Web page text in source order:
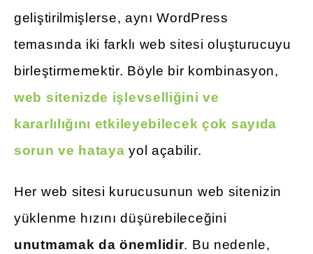
geliştirilmişlerse, aynı WordPress
temasında iki farklı web sitesi oluşturucuyu
birleştirmemektir. Böyle bir kombinasyon,
web sitenizde işlevselliğini ve
kararlılığını etkileyebilecek çok sayıda
sorun ve hataya yol açabilir.
Her web sitesi kurucusunun web sitenizin
yüklenme hızını düşürebileceğini
unutmamak da önemlidir. Bu nedenle,